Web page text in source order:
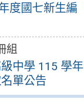
度國七新生編
組
中學 115 學年
單公告